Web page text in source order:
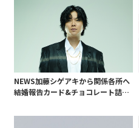
NEWS加藤シゲアキから関係各所へ
結婚報告カード&チョコレート詰め
も添えて